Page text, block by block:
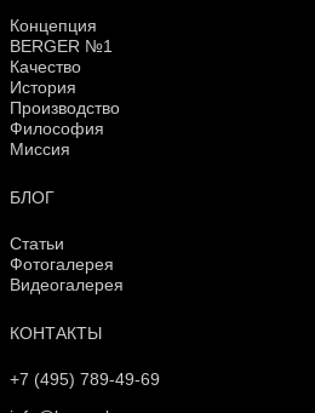
Концепция
BERGER №1
Качество
История
Производство
Философия
Миссия
БЛОГ
Статьи
Фотогалерея
Видеогалерея
КОНТАКТЫ
+7 (495) 789-49-69